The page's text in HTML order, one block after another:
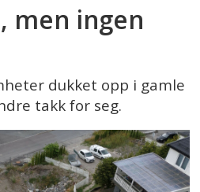
men ingen
dukket opp i gamle
takk for seg.